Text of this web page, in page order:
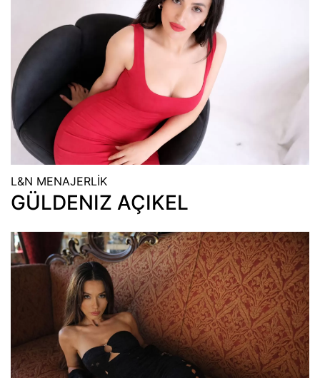
L&N MENAJERLİK
GÜLDENIZ AÇIKEL